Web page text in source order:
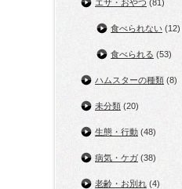
エサ・おやつ (81)
食べられない (12)
食べられる (53)
ハムスターの種類 (8)
未分類 (20)
生態・行動 (48)
病気・ケガ (38)
老齢・お別れ (4)